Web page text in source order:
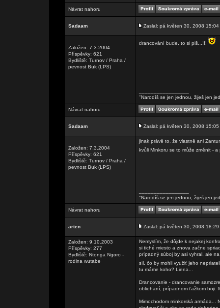
Návrat nahoru
Sadaam Zaslal: pá květen 30, 2008 15:04
Založen: 7.3.2004
Příspěvky: 621
Bydliště: Turnov / Praha /
pevnost Buk (LPS)
drancování bude, to si piš...!!!
"Narodíš se jen jednou, žiješ jen
Návrat nahoru
Sadaam Zaslal: pá květen 30, 2008 15:05
Založen: 7.3.2004
Příspěvky: 621
Bydliště: Turnov / Praha /
pevnost Buk (LPS)
jinak právě to, že vlastně ani
kvůli Minkoru se to může změnit -
"Narodíš se jen jednou, žiješ jen
Návrat nahoru
arten Zaslal: pá květen 30, 2008 18:29
Založen: 9.10.2003
Příspěvky: 277
Bydliště: Ntonga Ngoro -
rodina wutabe
Nemyslím, že dôjde k nejakej
si tiché miesto a znova začne
prípadný súboj by asi vyhral, ale
síl, čo by mohli využiť jeho
tu máme koho? Liena...
Drancovanie - drancovanie
obliehaní, prípadnom ťažkom boji.
Mimochodom minkorská